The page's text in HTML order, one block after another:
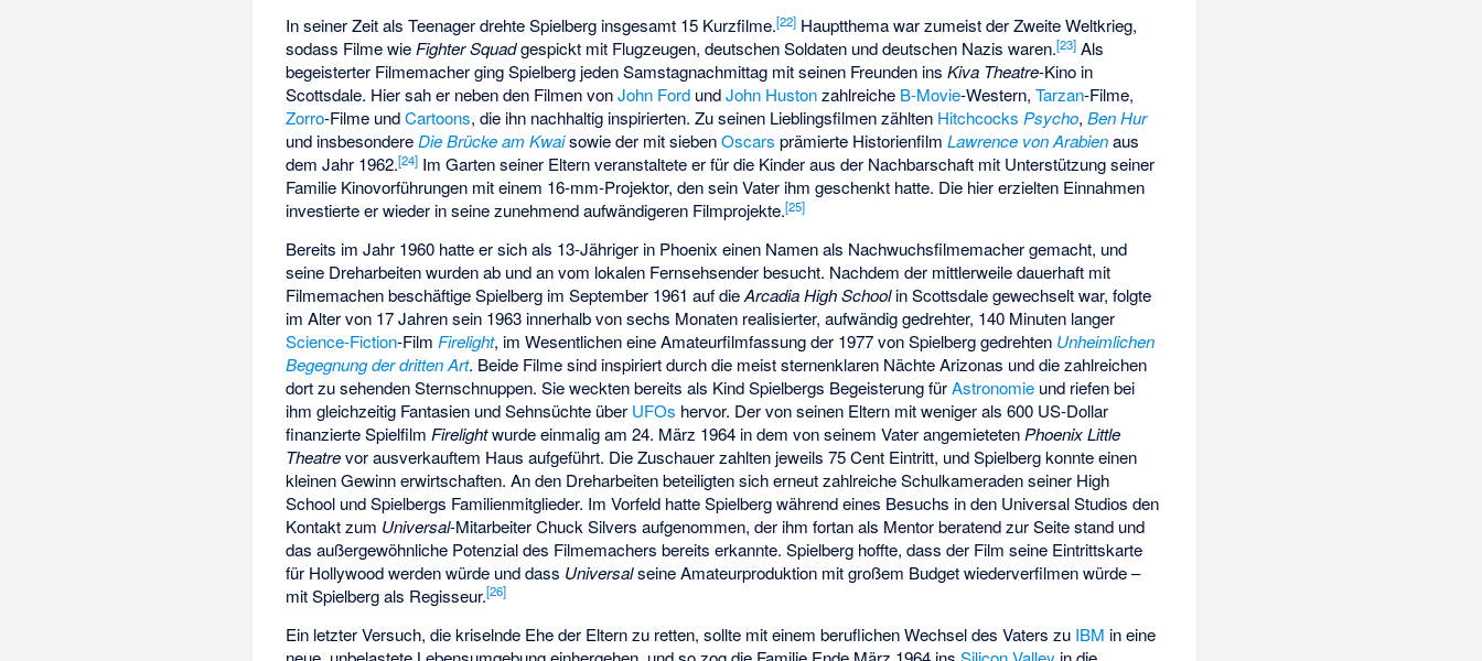
In seiner Zeit als Teenager drehte Spielberg insgesamt 15 Kurzfilme.[22] Hauptthema war zumeist der Zweite Weltkrieg,
sodass Filme wieFighter Squadgespickt mit Flugzeugen, deutschen Soldaten und deutschen Nazis waren.[23] Als
begeisterter Filmemacher ging Spielberg jeden Samstagnachmittag mit seinen Freunden insKiva Theatre-Kino in
Scottsdale. Hier sah er neben den Filmen vonJohn Ford undJohn Hustonzahlreiche B-Movie-Western,Tarzan-Filme,
Zorro-Filme undCartoons, die ihn nachhaltig inspirierten. Zu seinen Lieblingsfilmen zählten Hitchcocks Psycho,Ben Hur
und insbesondereDie Brücke am Kwaisowie der mit siebenOscars prämierte HistorienfilmLawrence von Arabienaus
dem Jahr 1962.[24] Im Garten seiner Eltern veranstaltete er für die Kinder aus der Nachbarschaft mit Unterstützung seiner
Familie Kinovorführungen mit einem 16-mm-Projektor, den sein Vater ihm geschenkt hatte. Die hier erzielten Einnahmen
investierte er wieder in seine zunehmend aufwändigeren Filmprojekte.[25]
Bereits im Jahr 1960 hatte er sich als 13-Jähriger in Phoenix einen Namen als Nachwuchsfilmemacher gemacht, und
seine Dreharbeiten wurden ab und an vom lokalen Fernsehsender besucht. Nachdem der mittlerweile dauerhaft mit
Filmemachen beschäftige Spielberg im September 1961 auf dieArcadia High Schoolin Scottsdale gewechselt war, folgte
im Alter von 17 Jahren sein 1963 innerhalb von sechs Monaten realisierter, aufwändig gedrehter, 140 Minuten langer
Science-Fiction-Film Firelight, im Wesentlichen eine Amateurfilmfassung der 1977 von Spielberg gedrehten Unheimlichen
Begegnung der dritten Art. Beide Filme sind inspiriert durch die meist sternenklaren Nächte Arizonas und die zahlreichen
dort zu sehenden Sternschnuppen. Sie weckten bereits als Kind Spielbergs Begeisterung fürAstronomie und riefen bei
ihm gleichzeitig Fantasien und Sehnsüchte über UFOs hervor. Der von seinen Eltern mit weniger als 600 US-Dollar
finanzierte Spielfilm Firelightwurde einmalig am 24. März 1964 in dem von seinem Vater angemieteten Phoenix Little
Theatrevor ausverkauftem Haus aufgeführt. Die Zuschauer zahlten jeweils 75 Cent Eintritt, und Spielberg konnte einen
kleinen Gewinn erwirtschaften. An den Dreharbeiten beteiligten sich erneut zahlreiche Schulkameraden seiner High
School und Spielbergs Familienmitglieder. Im Vorfeld hatte Spielberg während eines Besuchs in den Universal Studios den
Kontakt zum Universal-Mitarbeiter Chuck Silvers aufgenommen, der ihm fortan als Mentor beratend zur Seite stand und
das außergewöhnliche Potenzial des Filmemachers bereits erkannte. Spielberg hoffte, dass der Film seine Eintrittskarte
für Hollywood werden würde und dass Universalseine Amateurproduktion mit großem Budget wiederverfilmen würde –
mit Spielberg als Regisseur.[26]
Ein letzter Versuch, die kriselnde Ehe der Eltern zu retten, sollte mit einem beruflichen Wechsel des Vaters zu IBM in eine